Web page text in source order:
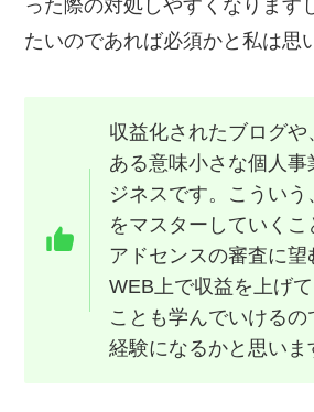
った際の対処しやすくなります
たいのであれば必須かと私は思
収益化されたブログや
ある意味小さな個人
ジネスです。こういう
をマスターしていく
アドセンスの審査に望
WEB上で収益を上げ
ことも学んでいける
経験になるかと思いま